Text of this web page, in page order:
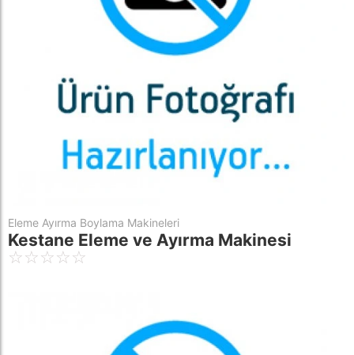
Eleme Ayırma Boylama Makineleri
Kestane Eleme ve Ayırma Makinesi
☆☆☆☆☆